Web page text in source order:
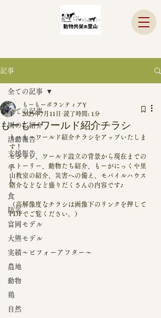
記事
全ての記事
園のご紹介
活動報告
支援報告
牛
人
食
防災
富岡モデル
大熊モデル
実績～ビフォーアフター～
農地
動物
鶏
自然
全ての記事
もーもーワールド紹介チラシ
もーもーボランティアY
2025年7月11日 読了時間: 1分
もーもーワールド紹介チラシをアップいたしま
す！
ビジョン、ワールド設立の背景から現在までの
ストーリー、動物たち紹介、もーがにっくや里
山教室の紹介、災害への備え、モバイルハウス
紹介などなど盛りだくさんの内容です♪
（高解像度なチラシは画像下のリンクを押して
PDFでご覧ください。）